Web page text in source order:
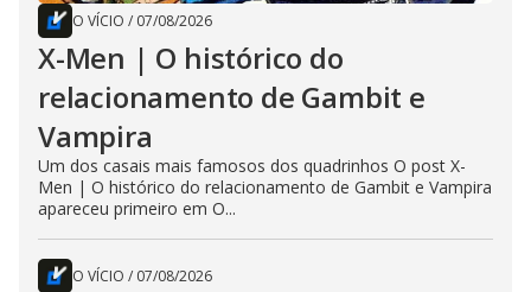
O VÍCIO / 07/08/2026
X-Men | O histórico do
relacionamento de Gambit e
Vampira
Um dos casais mais famosos dos quadrinhos O post X-
Men | O histórico do relacionamento de Gambit e Vampira
apareceu primeiro em O...
O VÍCIO / 07/08/2026